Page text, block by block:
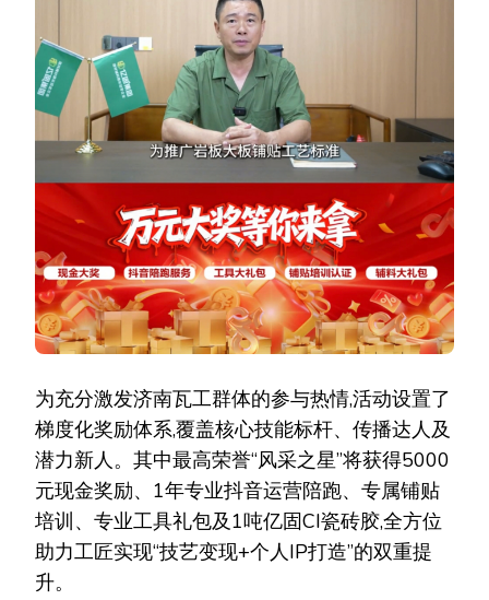
为充分激发济南瓦工群体的参与热情,活动设置了
梯度化奖励体系,覆盖核心技能标杆、传播达人及
潜力新人。其中最高荣誉“风采之星”将获得5000
元现金奖励、1年专业抖音运营陪跑、专属铺贴
培训、专业工具礼包及1吨亿固CI瓷砖胶,全方位
助力工匠实现“技艺变现+个人IP打造”的双重提
升。